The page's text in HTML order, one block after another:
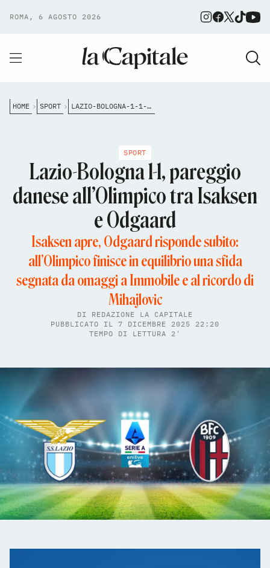
ROMA, 6 AGOSTO 2026
HOME SPORT LAZIO-BOLOGNA-1-1-PAREGGIO-ISAKSEN-ODGAARD
SPORT
Lazio-Bologna 1-1, pareggio
danese all’Olimpico tra Isaksen
e Odgaard
Isaksen apre, Odgaard risponde subito:
all’Olimpico finisce in equilibrio una sfida
segnata da omaggi a Immobile e al ricordo di
Mihajlovic
DI REDAZIONE LA CAPITALE
PUBBLICATO IL 7 DICEMBRE 2025 22:20
TEMPO DI LETTURA 2'